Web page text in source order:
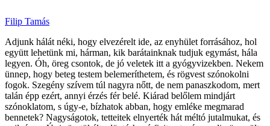
Filip Tamás
Adjunk hálát néki, hogy elvezérelt ide, az enyhület forrásához, hol
együtt lehetünk mi, hárman, kik barátainknak tudjuk egymást, hála
legyen. Óh, öreg csontok, de jó veletek itt a gyógyvizekben. Nekem
ünnep, hogy beteg testem belemeríthetem, és rögvest szónokolni
fogok. Szegény szívem túl nagyra nőtt, de nem panaszkodom, mert
talán épp ezért, annyi érzés fér belé. Kiárad belőlem mindjárt
szónoklatom, s úgy-e, bízhatok abban, hogy emléke megmarad
bennetek? Nagyságotok, tetteitek elnyerték hát méltó jutalmukat, és